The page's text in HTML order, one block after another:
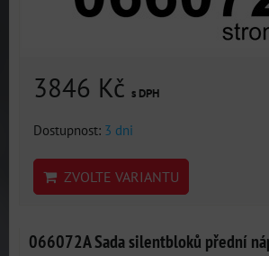
3846 Kč s DPH
Dostupnost: 3 dni
ZVOLTE VARIANTU
066072A Sada silentbloků přední